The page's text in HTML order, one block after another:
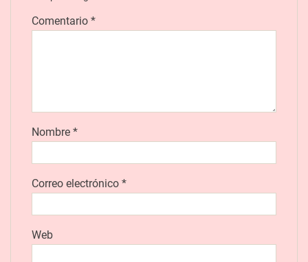
Comentario *
Nombre *
Correo electrónico *
Web